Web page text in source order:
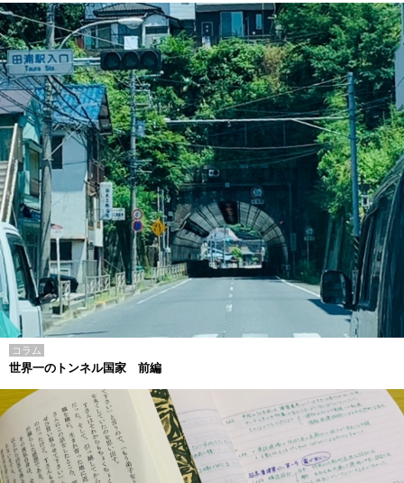
コラム
世界一のトンネル国家 前編